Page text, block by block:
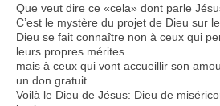
Que veut dire ce «cela» dont parle
C’est le mystère du projet de Dieu sur
Dieu se fait connaître non à ceux qui
leurs propres mérites
mais à ceux qui vont accueillir son
un don gratuit.
Voilà le Dieu de Jésus: Dieu de